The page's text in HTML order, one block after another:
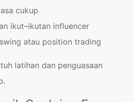
cukup
ikut–ikutan influencer
atau position trading
latihan dan penguasaan